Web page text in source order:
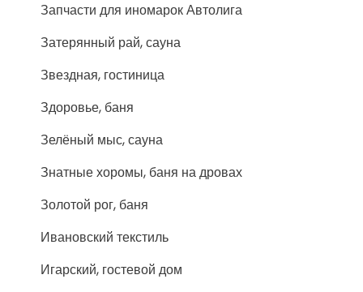
Запчасти для иномарок Автолига
Затерянный рай, сауна
Звездная, гостиница
Здоровье, баня
Зелёный мыс, сауна
Знатные хоромы, баня на дровах
Золотой рог, баня
Ивановский текстиль
Игарский, гостевой дом